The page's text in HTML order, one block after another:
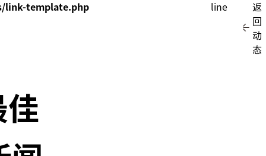
link-template.php
line
返
回
动
态